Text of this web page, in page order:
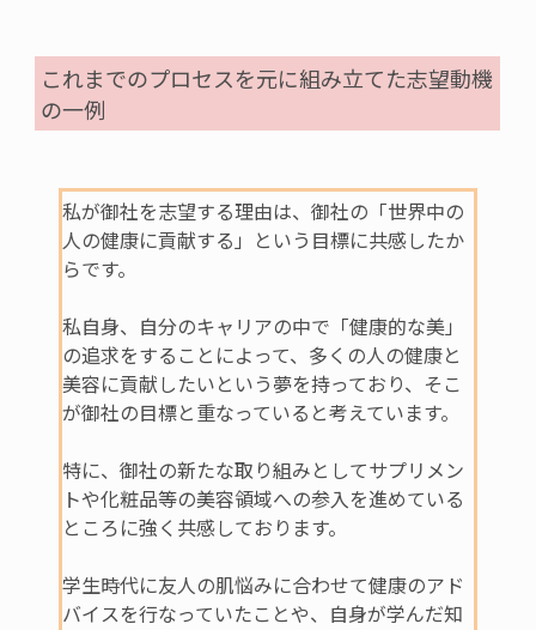
これまでのプロセスを元に組み立てた志望動機
の一例
私が御社を志望する理由は、御社の「世界中の
人の健康に貢献する」という目標に共感したか
らです。
私自身、自分のキャリアの中で「健康的な美」
の追求をすることによって、多くの人の健康と
美容に貢献したいという夢を持っており、そこ
が御社の目標と重なっていると考えています。
特に、御社の新たな取り組みとしてサプリメン
トや化粧品等の美容領域への参入を進めている
ところに強く共感しております。
学生時代に友人の肌悩みに合わせて健康のアド
バイスを行なっていたことや、自身が学んだ知